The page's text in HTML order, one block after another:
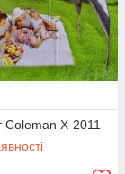
Coleman X-2011